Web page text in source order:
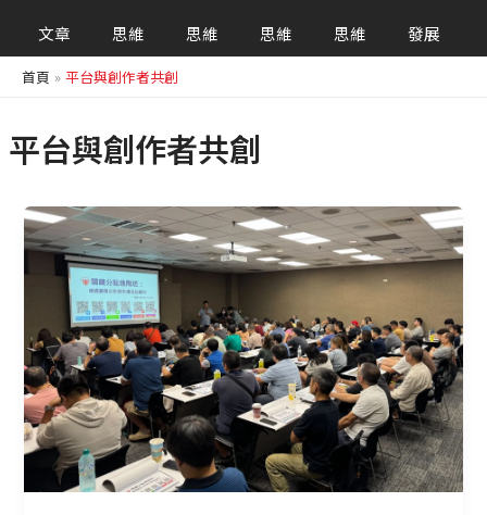
文章 思維 思維 思維 思維 發展
首頁 平台與創作者共創
平台與創作者共創
CMoney
不
好
產
品，
而
是
讓